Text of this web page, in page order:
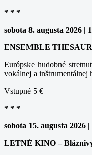
* * *
sobota 8. augusta 2026 |
ENSEMBLE
Európske hudobné
vokálnej a inštrumentálnej
Vstupné 5 €
* * *
sobota 15. augusta 2026
LETNÉ KINO –